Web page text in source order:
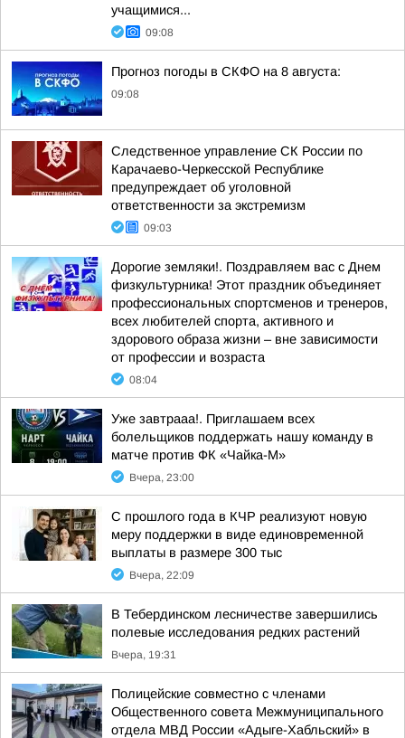
учащимися...
09:08
Прогноз погоды в СКФО на 8 августа:
09:08
Следственное управление СК России по
Карачаево-Черкесской Республике
предупреждает об уголовной
ответственности за экстремизм
09:03
Дорогие земляки!. Поздравляем вас с Днем
физкультурника! Этот праздник объединяет
профессиональных спортсменов и тренеров,
всех любителей спорта, активного и
здорового образа жизни – вне зависимости
от профессии и возраста
08:04
Уже завтрааа!. Приглашаем всех
болельщиков поддержать нашу команду в
матче против ФК «Чайка-М»
Вчера, 23:00
С прошлого года в КЧР реализуют новую
меру поддержки в виде единовременной
выплаты в размере 300 тыс
Вчера, 22:09
В Тебердинском лесничестве завершились
полевые исследования редких растений
Вчера, 19:31
Полицейские совместно с членами
Общественного совета Межмуниципального
отдела МВД России «Адыге-Хабльский» в